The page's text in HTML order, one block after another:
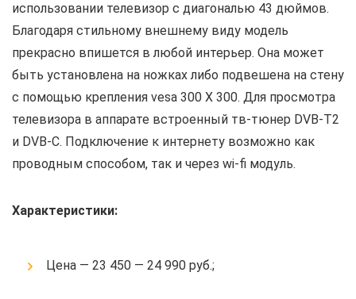
использовании телевизор с диагональю 43 дюймов.
Благодаря стильному внешнему виду модель
прекрасно впишется в любой интерьер. Она может
быть установлена на ножках либо подвешена на стену
с помощью крепления vesa 300 X 300. Для просмотра
телевизора в аппарате встроенный тв-тюнер DVB-T2
и DVB-C. Подключение к интернету возможно как
проводным способом, так и через wi-fi модуль.
Характеристики:
Цена — 23 450 — 24 990 руб.;